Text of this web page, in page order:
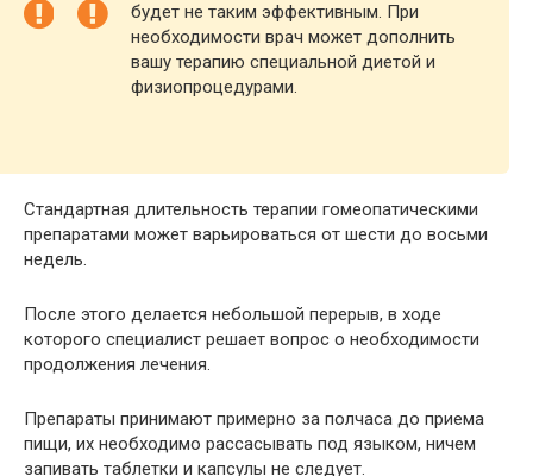
будет не таким эффективным. При
необходимости врач может дополнить
вашу терапию специальной диетой и
физиопроцедурами.
Стандартная длительность терапии гомеопатическими
препаратами может варьироваться от шести до восьми
недель.
После этого делается небольшой перерыв, в ходе
которого специалист решает вопрос о необходимости
продолжения лечения.
Препараты принимают примерно за полчаса до приема
пищи, их необходимо рассасывать под языком, ничем
запивать таблетки и капсулы не следует.